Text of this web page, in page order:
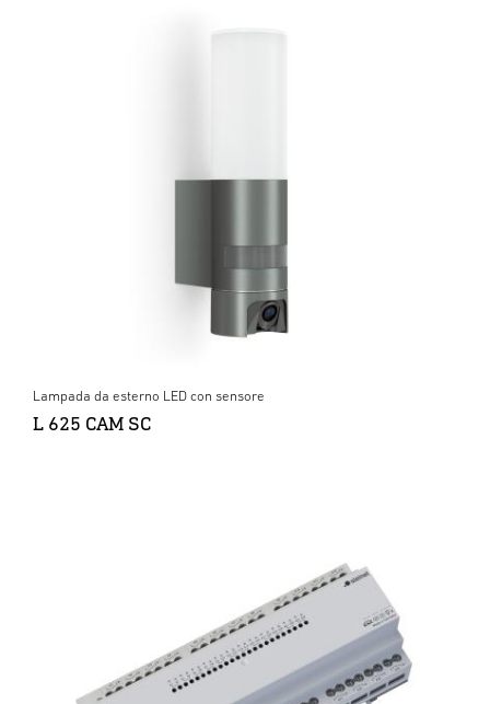
Lampada da esterno LED con sensore
L 625 CAM SC